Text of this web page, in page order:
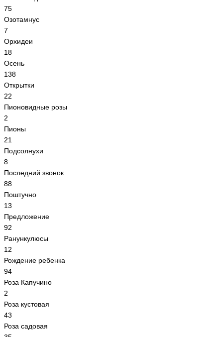
75
Озотамнус
7
Орхидеи
18
Осень
138
Открытки
22
Пионовидные розы
2
Пионы
21
Подсолнухи
8
Последний звонок
88
Поштучно
13
Предложение
92
Ранункулюсы
12
Рождение ребенка
94
Роза Капучино
2
Роза кустовая
43
Роза садовая